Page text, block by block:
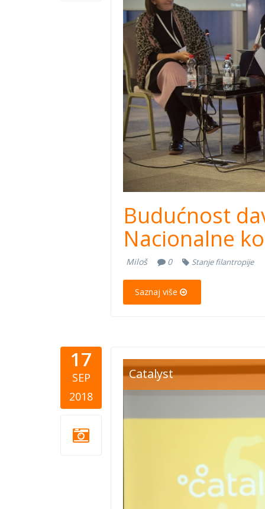
Budućnost
Nacionalne
Miloš 0 Stanje filantropije
Saznaj više
17
SEP
2018
nathan
Catalyst